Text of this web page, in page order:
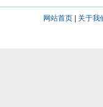
网站首页| 关于我